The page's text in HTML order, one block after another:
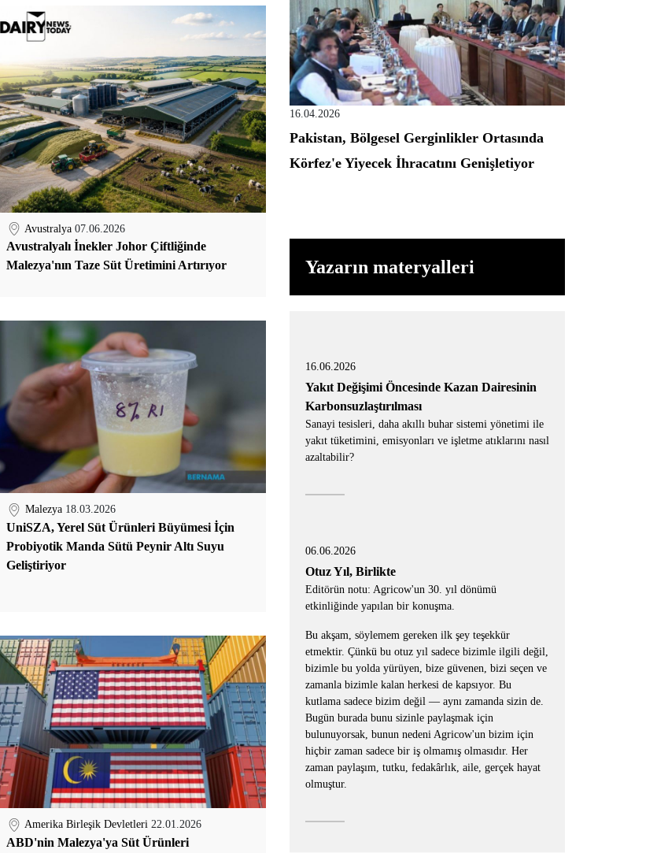
Avustralya 07.06.2026
Avustralyalı İnekler Johor Çiftliğinde
Malezya'nın Taze Süt Üretimini Artırıyor
Malezya 18.03.2026
UniSZA, Yerel Süt Ürünleri Büyümesi İçin
Probiyotik Manda Sütü Peynir Altı Suyu
Geliştiriyor
Amerika Birleşik Devletleri 22.01.2026
ABD'nin Malezya'ya Süt Ürünleri
16.04.2026
Pakistan, Bölgesel Gerginlikler Ortasında
Körfez'e Yiyecek İhracatını Genişletiyor
Yazarın materyalleri
16.06.2026
Yakıt Değişimi Öncesinde Kazan Dairesinin
Karbonsuzlaştırılması
Sanayi tesisleri, daha akıllı buhar sistemi yönetimi ile
yakıt tüketimini, emisyonları ve işletme atıklarını nasıl
azaltabilir?
06.06.2026
Otuz Yıl, Birlikte
Editörün notu: Agricow'un 30. yıl dönümü
etkinliğinde yapılan bir konuşma.
Bu akşam, söylemem gereken ilk şey teşekkür
etmektir. Çünkü bu otuz yıl sadece bizimle ilgili değil,
bizimle bu yolda yürüyen, bize güvenen, bizi seçen ve
zamanla bizimle kalan herkesi de kapsıyor. Bu
kutlama sadece bizim değil — aynı zamanda sizin de.
Bugün burada bunu sizinle paylaşmak için
bulunuyorsak, bunun nedeni Agricow'un bizim için
hiçbir zaman sadece bir iş olmamış olmasıdır. Her
zaman paylaşım, tutku, fedakârlık, aile, gerçek hayat
olmuştur.